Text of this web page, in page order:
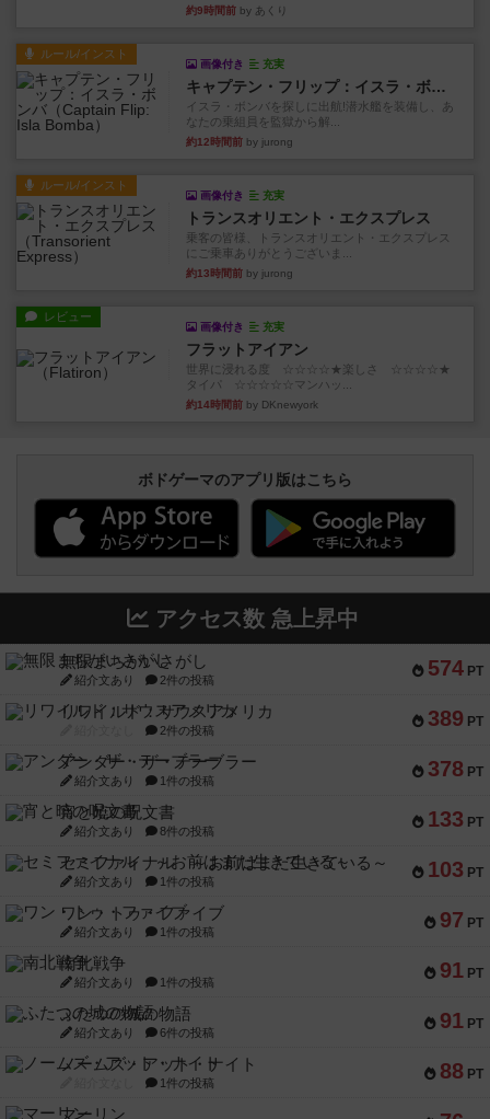
約9時間前 by あくり
ルール/インスト
画像付き 充実
キャプテン・フリップ：イスラ・ボンバ
イスラ・ボンバを探しに出航!潜水艦を装備し、あ
なたの乗組員を監獄から解...
約12時間前 by jurong
ルール/インスト
画像付き 充実
トランスオリエント・エクスプレス
乗客の皆様、トランスオリエント・エクスプレス
にご乗車ありがとうございま...
約13時間前 by jurong
レビュー
画像付き 充実
フラットアイアン
世界に浸れる度 ☆☆☆☆★楽しさ ☆☆☆☆★
タイパ ☆☆☆☆☆マンハッ...
約14時間前 by DKnewyork
ボドゲーマのアプリ版はこちら
アクセス数 急上昇中
574 PT
無限まちがいさがし
紹介文あり 2件の投稿
389 PT
リワイルド：サウスアメリカ
2件の投稿
378 PT
アンダー・ザ・テーブラー
紹介文あり 1件の投稿
133 PT
宵と暁の呪文書
紹介文あり 8件の投稿
103 PT
セミファイナル ～お前はまだ生きている～
紹介文あり 1件の投稿
97 PT
ワン・トゥ・ファイブ
紹介文あり 1件の投稿
91 PT
南北戦争
紹介文あり 1件の投稿
91 PT
ふたつの城の物語
紹介文あり 6件の投稿
88 PT
ノームズ・アット・ナイト
1件の投稿
マーリン